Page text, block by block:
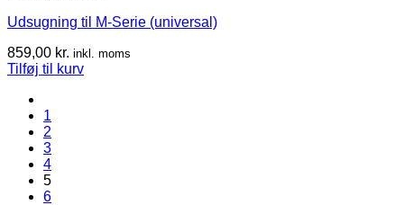
Udsugning til M-Serie (universal)
859,00 kr. inkl. moms
Tilføj til kurv
1
2
3
4
5
6